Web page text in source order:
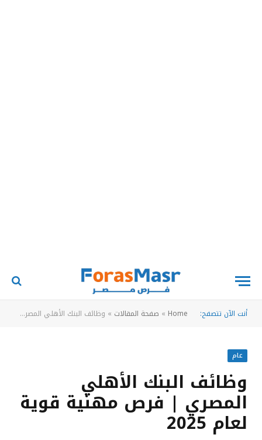
أنت الآن تتصفح: Home
» صفحة المقالات » وظائف البنك الأهلي المصري | فرص مهنية قوية لعام 2025
عام
وظائف البنك الأهلي
المصري | فرص مهنية قوية
لعام 2025